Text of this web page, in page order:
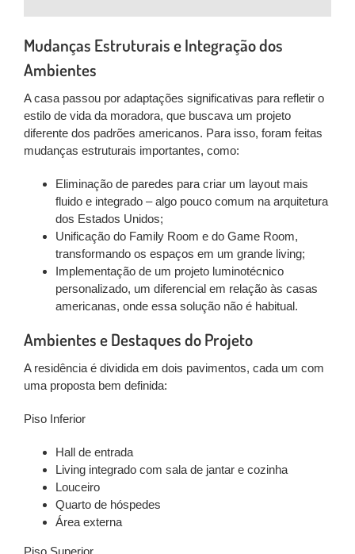
Mudanças Estruturais e Integração dos
Ambientes
A casa passou por adaptações significativas para refletir o
estilo de vida da moradora, que buscava um projeto
diferente dos padrões americanos. Para isso, foram feitas
mudanças estruturais importantes, como:
Eliminação de paredes para criar um layout mais
fluido e integrado – algo pouco comum na arquitetura
dos Estados Unidos;
Unificação do Family Room e do Game Room,
transformando os espaços em um grande living;
Implementação de um projeto luminotécnico
personalizado, um diferencial em relação às casas
americanas, onde essa solução não é habitual.
Ambientes e Destaques do Projeto
A residência é dividida em dois pavimentos, cada um com
uma proposta bem definida:
Piso Inferior
Hall de entrada
Living integrado com sala de jantar e cozinha
Louceiro
Quarto de hóspedes
Área externa
Piso Superior